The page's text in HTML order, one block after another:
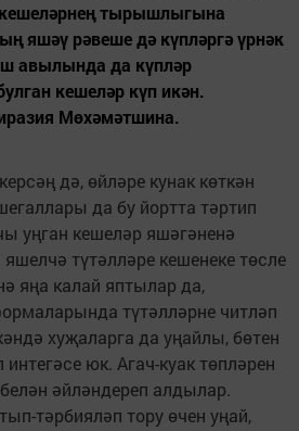
кешеләрнең тырышлыгына
яшәү рәвеше дә күпләргә үрнәк
авылында да күпләр
кешеләр күп икән.
Мөхәмәтшина.
дә, өйләре кунак көткән
да бу йортта тәртип
уңган кешеләр яшәгәненә
түтәлләре кешенеке төсле
яңа калай яптылар да,
түтәлләрне читләп
хуҗаларга да уңайлы, бөтен
юк. Агач-куак төпләрен
әйләндереп алдылар.
тәрбияләп тору өчен уңай,